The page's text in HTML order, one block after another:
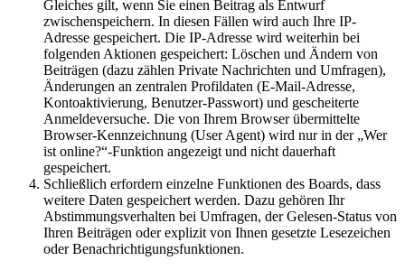
Gleiches gilt, wenn Sie einen Beitrag als Entwurf
zwischenspeichern. In diesen Fällen wird auch Ihre IP-
Adresse gespeichert. Die IP-Adresse wird weiterhin bei
folgenden Aktionen gespeichert: Löschen und Ändern von
Beiträgen (dazu zählen Private Nachrichten und Umfragen),
Änderungen an zentralen Profildaten (E-Mail-Adresse,
Kontoaktivierung, Benutzer-Passwort) und gescheiterte
Anmeldeversuche. Die von Ihrem Browser übermittelte
Browser-Kennzeichnung (User Agent) wird nur in der „Wer
ist online?“-Funktion angezeigt und nicht dauerhaft
gespeichert.
Schließlich erfordern einzelne Funktionen des Boards, dass
weitere Daten gespeichert werden. Dazu gehören Ihr
Abstimmungsverhalten bei Umfragen, der Gelesen-Status von
Ihren Beiträgen oder explizit von Ihnen gesetzte Lesezeichen
oder Benachrichtigungsfunktionen.